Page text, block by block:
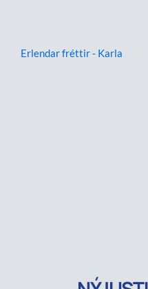
Erlendar fréttir - Karla